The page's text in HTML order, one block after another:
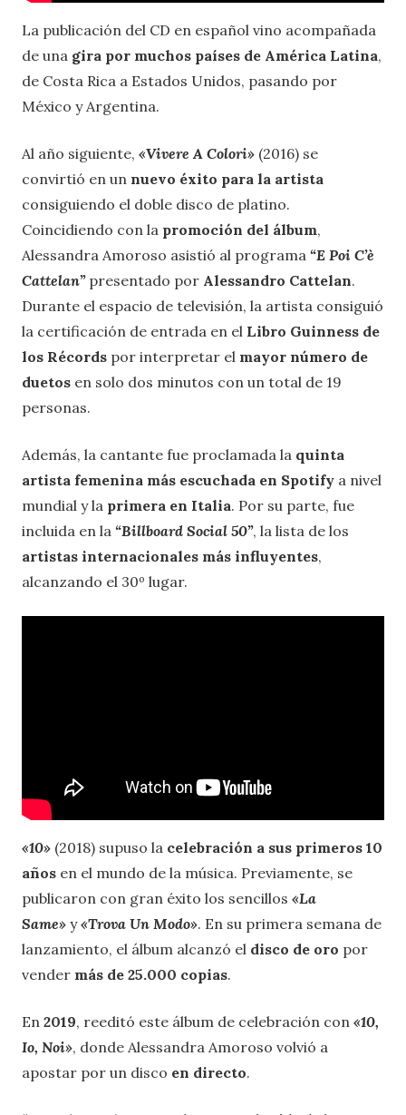
La publicación del CD en español vino acompañada
de una gira por muchos países de América Latina,
de Costa Rica a Estados Unidos, pasando por
México y Argentina.
Al año siguiente, «Vivere A Colori» (2016) se
convirtió en un nuevo éxito para la artista
consiguiendo el doble disco de platino.
Coincidiendo con la promoción del álbum,
Alessandra Amoroso asistió al programa “E Poi C’è
Cattelan”presentado por Alessandro Cattelan.
Durante el espacio de televisión, la artista consiguió
la certificación de entrada en el Libro Guinness de
los Récords por interpretar el mayor número de
duetos en solo dos minutos con un total de 19
personas.
Además, la cantante fue proclamada la quinta
artista femenina más escuchada en Spotify a nivel
mundial y la primera en Italia. Por su parte, fue
incluida en la “Billboard Social 50”, la lista de los
artistas internacionales más influyentes,
alcanzando el 30º lugar.
«10» (2018) supuso la celebración a sus primeros 10
años en el mundo de la música. Previamente, se
publicaron con gran éxito los sencillos «La
Same» y«Trova Un Modo». En su primera semana de
lanzamiento, el álbum alcanzó el disco de oro por
vender más de 25.000 copias.
En 2019, reeditó este álbum de celebración con «10,
Io, Noi», donde Alessandra Amoroso volvió a
apostar por un disco en directo.